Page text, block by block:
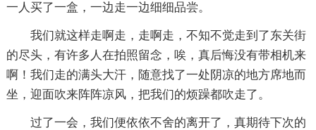
一人买了一盒，一边走一边细细品尝。
我们就这样走啊走，走啊走，不知不觉走到了东关街
的尽头，有许多人在拍照留念，唉，真后悔没有带相机来
啊！我们走的满头大汗，随意找了一处阴凉的地方席地而
坐，迎面吹来阵阵凉风，把我们的烦躁都吹走了。
过了一会，我们便依依不舍的离开了，真期待下次的